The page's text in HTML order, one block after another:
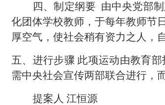
四、制定纲要 由中央党部
化团体学校教师，于每年教师节
厚空气，使社会稍有资力之人，
五、进行步骤 此项运动由教育
需中央社会宣传两部联合进行，
提案人 江恒源